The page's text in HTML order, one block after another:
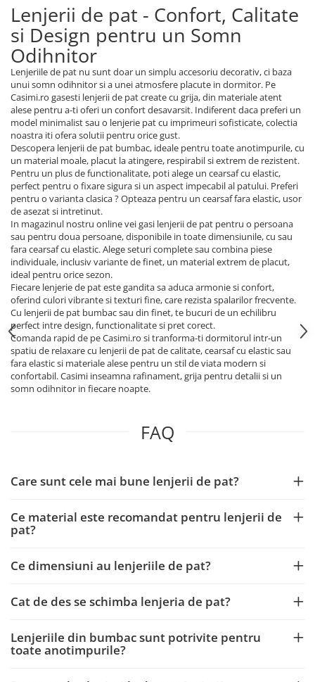
Lenjerii De Pat, Imprimeu 3D, 1
Persoana
Lenjerii de pat - Confort, Calitate
si Design pentru un Somn
Odihnitor
Lenjeriile de pat nu sunt doar un simplu accesoriu decorativ, ci baza
unui somn odihnitor si a unei atmosfere placute in dormitor. Pe
Casimi.ro gasesti lenjerii de pat create cu grija, din materiale atent
alese pentru a-ti oferi un confort desavarsit. Indiferent daca preferi un
model minimalist sau o lenjerie pat cu imprimeuri sofisticate, colectia
noastra iti ofera solutii pentru orice gust.
Descopera lenjerii de pat bumbac, ideale pentru toate anotimpurile, cu
un material moale, placut la atingere, respirabil si extrem de rezistent.
Pentru un plus de functionalitate, poti alege un cearsaf cu elastic,
perfect pentru o fixare sigura si un aspect impecabil al patului. Preferi
pentru o varianta clasica ? Opteaza pentru un cearsaf fara elastic, usor
de asezat si intretinut.
In magazinul nostru online vei gasi lenjerii de pat pentru o persoana
sau pentru doua persoane, disponibile in toate dimensiunile, cu sau
fara cearsaf cu elastic. Alege seturi complete sau combina piese
individuale, inclusiv variante de finet, un material extrem de placut,
ideal pentru orice sezon.
Fiecare lenjerie de pat este gandita sa aduca armonie si confort,
oferind culori vibrante si texturi fine, care rezista spalarilor frecvente.
Cu lenjerii de pat bumbac sau din finet, te bucuri de un echilibru
perfect intre design, functionalitate si pret corect.
Comanda rapid de pe Casimi.ro si tranforma-ti dormitorul intr-un
spatiu de relaxare cu lenjerii de pat de calitate, cearsaf cu elastic sau
fara elastic si materiale alese pentru un stil de viata modern si
confortabil. Casimi inseamna rafinament, grija pentru detalii si un
somn odihnitor in fiecare noapte.
FAQ
Care sunt cele mai bune lenjerii de pat?
Ce material este recomandat pentru lenjerii de
pat?
Ce dimensiuni au lenjeriile de pat?
Cat de des se schimba lenjeria de pat?
Lenjeriile din bumbac sunt potrivite pentru
toate anotimpurile?